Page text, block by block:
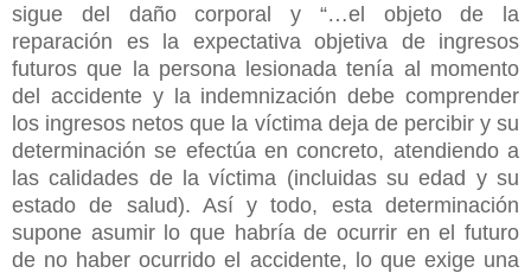
sigue del daño corporal y “…el objeto de la
reparación es la expectativa objetiva de ingresos
futuros que la persona lesionada tenía al momento
del accidente y la indemnización debe comprender
los ingresos netos que la víctima deja de percibir y su
determinación se efectúa en concreto, atendiendo a
las calidades de la víctima (incluidas su edad y su
estado de salud). Así y todo, esta determinación
supone asumir lo que habría de ocurrir en el futuro
de no haber ocurrido el accidente, lo que exige una